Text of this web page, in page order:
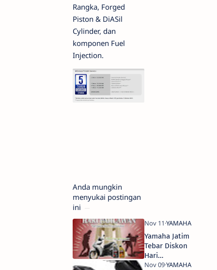
Rangka, Forged
Piston & DiASil
Cylinder, dan
komponen Fuel
Injection.
Anda mungkin
menyukai postingan
ini
Yamaha Jatim
Tebar Diskon
Hari
Pahlawan